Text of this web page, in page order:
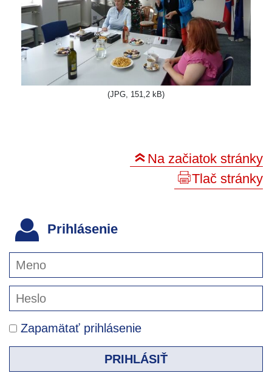
(JPG, 151,2 kB)
Na začiatok stránky
Tlač stránky
Prihlásenie
Zapamätať prihlásenie
PRIHLÁSIŤ